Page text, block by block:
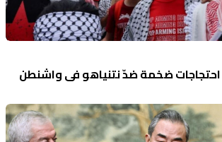
احتجاجات ضخمة ضدّ نتنياهو في واشنطن